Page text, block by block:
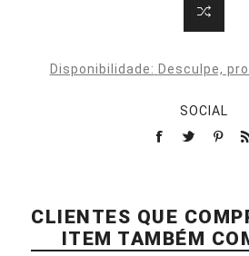
Disponibilidade: Desculpe,
SOCIAL
CLIENTES QUE
ITEM TAMBÉM